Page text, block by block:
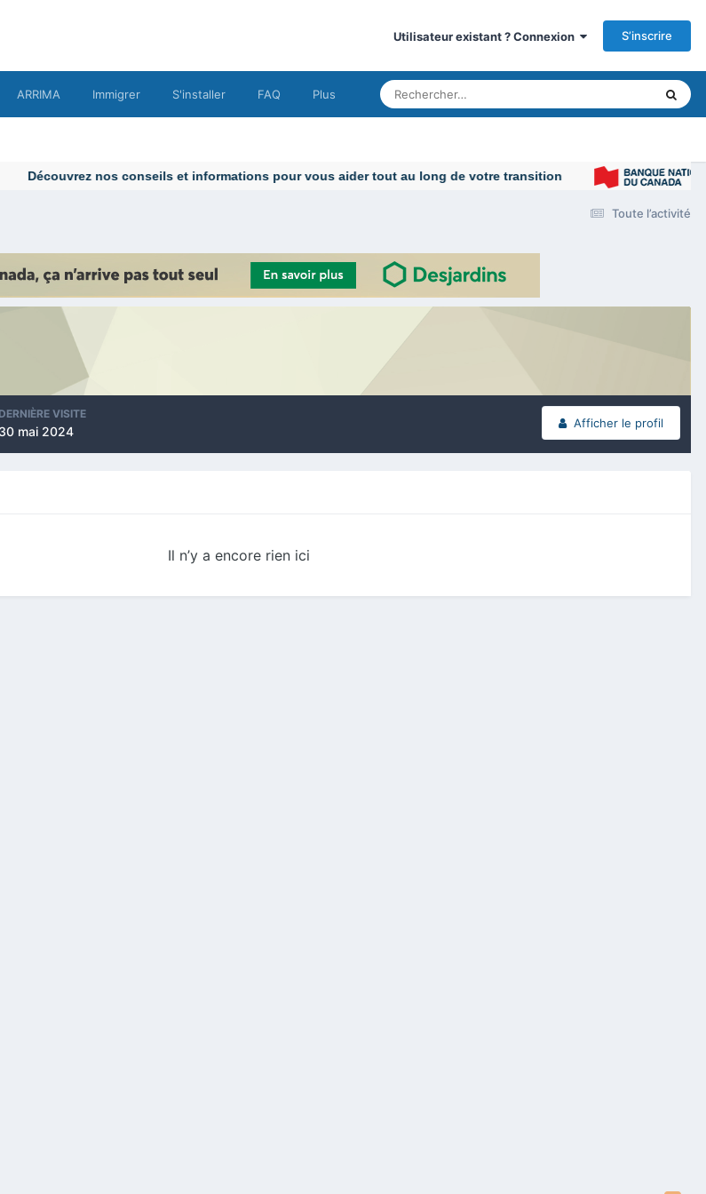
Utilisateur existant ? Connexion S’inscrire
ARRIMA Immigrer S'installer FAQ Plus
Découvrez nos conseils et informations pour vous aider tout au long de votre transition
Toute l’activité
Afficher le profil
DERNIÈRE VISITE
30 mai 2024
Il n’y a encore rien ici